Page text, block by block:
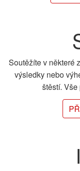
Soutěžíte v některé
výsledky nebo
štěstí.